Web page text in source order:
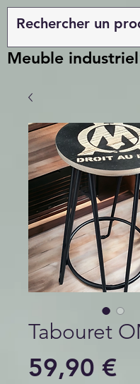
Meuble industriel
Tabouret
59,90 €